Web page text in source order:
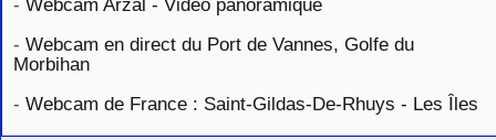
- Webcam Arzal - Vidéo panoramique
- Webcam en direct du Port de Vannes, Golfe du
Morbihan
- Webcam de France : Saint-Gildas-De-Rhuys - Les Îles